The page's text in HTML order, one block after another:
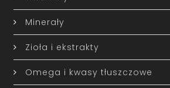
Minerały
Zioła i ekstrakty
Omega i kwasy tłuszczowe